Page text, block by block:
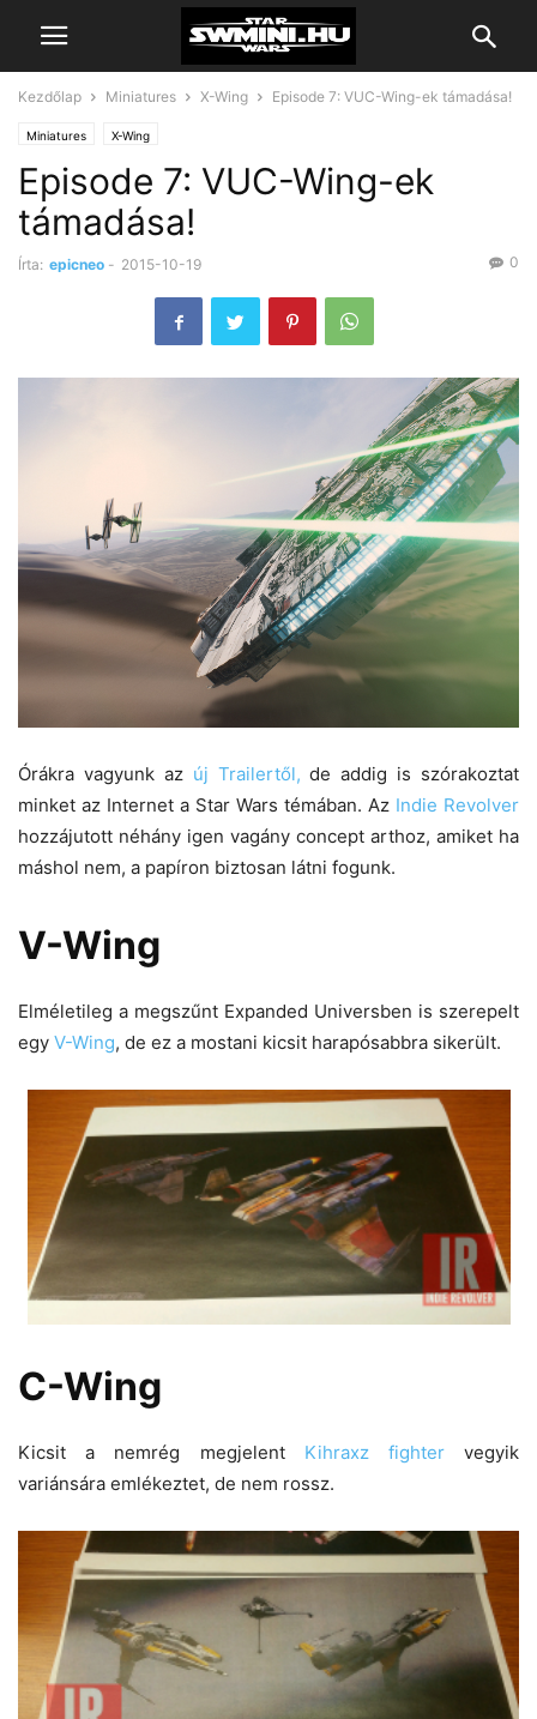
Kezdőlap Miniatures X-Wing Episode 7: VUC-Wing-ek támadása!
Miniatures X-Wing
Episode 7: VUC-Wing-ek
támadása!
Írta: epicneo - 2015-10-19 0
Órákra vagyunk az új Trailertől, de addig is szórakoztat
minket az Internet a Star Wars témában. Az Indie Revolver
hozzájutott néhány igen vagány concept arthoz, amiket ha
máshol nem, a papíron biztosan látni fogunk.
V-Wing
Elméletileg a megszűnt Expanded Universben is szerepelt
egy V-Wing, de ez a mostani kicsit harapósabbra sikerült.
C-Wing
Kicsit a nemrég megjelent Kihraxz fightervegyik
variánsára emlékeztet, de nem rossz.